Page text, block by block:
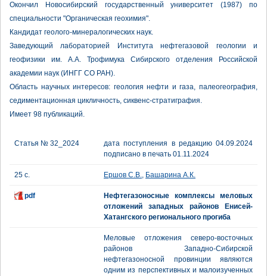
Окончил Новосибирский государственный университет (1987) по
специальности "Органическая геохимия".
Кандидат геолого-минералогических наук.
Заведующий лабораторией Института нефтегазовой геологии и
геофизики им. А.А. Трофимука Сибирского отделения Российской
академии наук (ИНГГ СО РАН).
Область научных интересов: геология нефти и газа, палеогеография,
седиментационная цикличность, сиквенс-стратиграфия.
Имеет 98 публикаций.
Статья № 32_2024
дата поступления в редакцию 04.09.2024
подписано в печать 01.11.2024
25 с. Ершов С.В., Башарина А.К.
pdf
Нефтегазоносные комплексы меловых
отложений западных районов Енисей-
Хатангского регионального прогиба
Меловые отложения северо-восточных
районов Западно-Сибирской
нефтегазоносной провинции являются
одним из перспективных и малоизученных